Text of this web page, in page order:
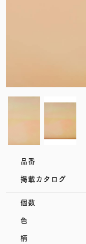
品番
掲載カタログ
個数
色
柄